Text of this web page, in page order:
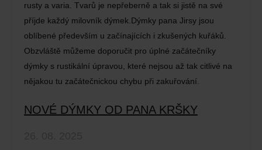
rusty a varia. Tvarů je nepřeberně a tak si jistě na své
příjde každý milovník dýmek.Dýmky pana Jirsy jsou
oblíbené především u začínajících i zkušených kuřáků.
Obzvláště můžeme doporučit pro úplné začátečníky
dýmky s rustikální úpravou, které nejsou až tak citlivé na
nějakou tu začátečnickou chybu při zakuřování.
NOVÉ DÝMKY OD PANA KRŠKY